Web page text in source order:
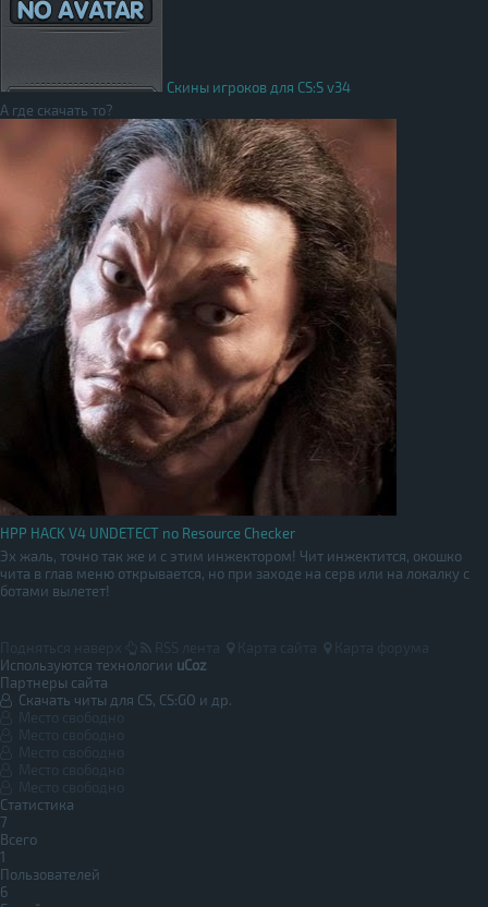
Скины игроков для CS:S v34
А где скачать то?
HPP HACK V4 UNDETECT no Resource Checker
Эх жаль, точно так же и с этим инжектором! Чит инжектится, окошко
чита в глав меню открывается, но при заходе на серв или на локалку с
ботами вылетет!
Используются технологии uCoz
Партнеры сайта
Скачать читы для CS, CS:GO и др.
Статистика
7
Всего
1
Пользователей
6